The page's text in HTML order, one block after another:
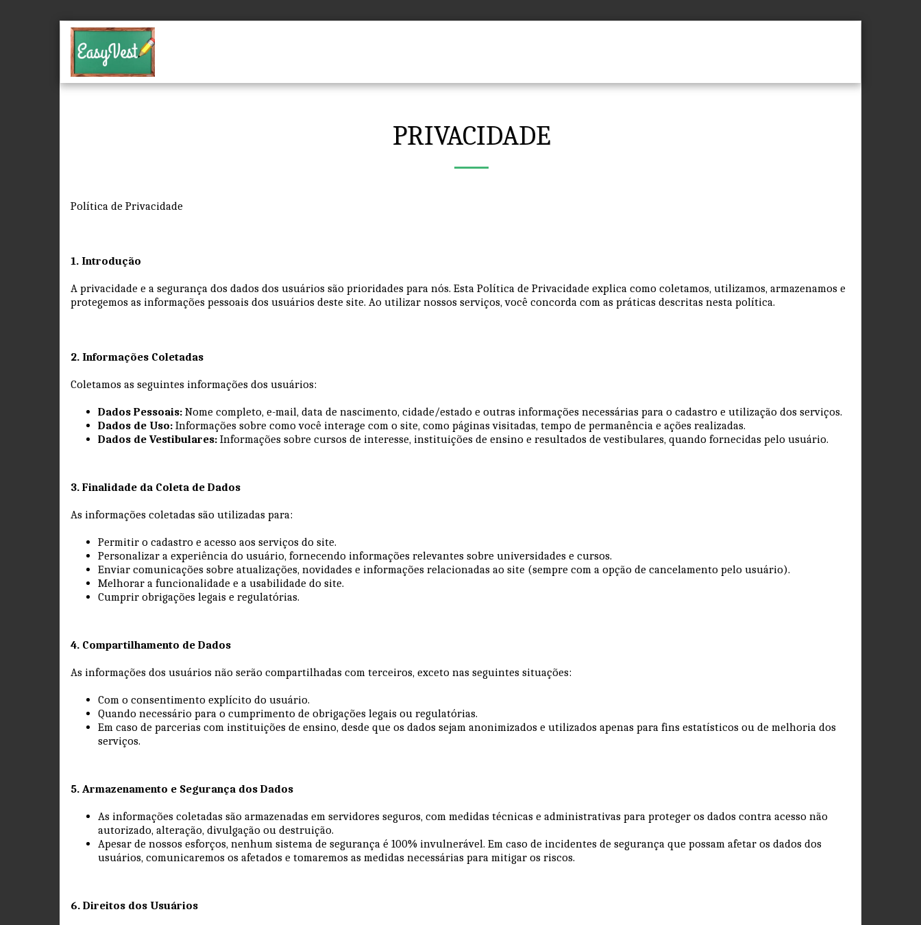
PRIVACIDADE
Política de Privacidade
1. Introdução
A privacidade e a segurança dos dados dos usuários são prioridades para nós. Esta Política de Privacidade explica como coletamos, utilizamos, armazenamos e
protegemos as informações pessoais dos usuários deste site. Ao utilizar nossos serviços, você concorda com as práticas descritas nesta política.
2. Informações Coletadas
Coletamos as seguintes informações dos usuários:
Dados Pessoais: Nome completo, e-mail, data de nascimento, cidade/estado e outras informações necessárias para o cadastro e utilização dos serviços.
Dados de Uso: Informações sobre como você interage com o site, como páginas visitadas, tempo de permanência e ações realizadas.
Dados de Vestibulares: Informações sobre cursos de interesse, instituições de ensino e resultados de vestibulares, quando fornecidas pelo usuário.
3. Finalidade da Coleta de Dados
As informações coletadas são utilizadas para:
Permitir o cadastro e acesso aos serviços do site.
Personalizar a experiência do usuário, fornecendo informações relevantes sobre universidades e cursos.
Enviar comunicações sobre atualizações, novidades e informações relacionadas ao site (sempre com a opção de cancelamento pelo usuário).
Melhorar a funcionalidade e a usabilidade do site.
Cumprir obrigações legais e regulatórias.
4. Compartilhamento de Dados
As informações dos usuários não serão compartilhadas com terceiros, exceto nas seguintes situações:
Com o consentimento explícito do usuário.
Quando necessário para o cumprimento de obrigações legais ou regulatórias.
Em caso de parcerias com instituições de ensino, desde que os dados sejam anonimizados e utilizados apenas para fins estatísticos ou de melhoria dos
serviços.
5. Armazenamento e Segurança dos Dados
As informações coletadas são armazenadas em servidores seguros, com medidas técnicas e administrativas para proteger os dados contra acesso não
autorizado, alteração, divulgação ou destruição.
Apesar de nossos esforços, nenhum sistema de segurança é 100% invulnerável. Em caso de incidentes de segurança que possam afetar os dados dos
usuários, comunicaremos os afetados e tomaremos as medidas necessárias para mitigar os riscos.
6. Direitos dos Usuários